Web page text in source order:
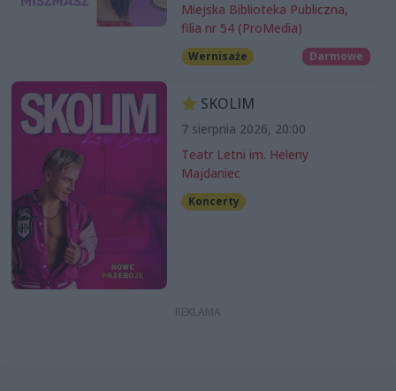
Miejska Biblioteka Publiczna,
filia nr 54 (ProMedia)
Wernisaże Darmowe
SKOLIM
7 sierpnia 2026, 20:00
Teatr Letni im. Heleny
Majdaniec
Koncerty